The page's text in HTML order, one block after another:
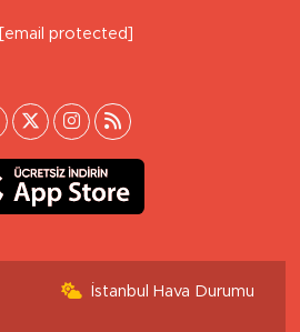
[email protected]
İstanbul Hava Durumu